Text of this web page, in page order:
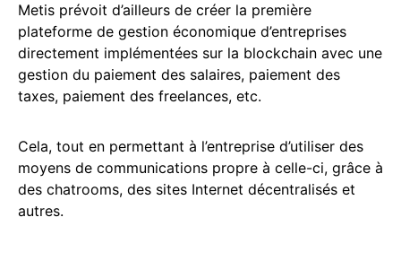
Metis prévoit d’ailleurs de créer la première
plateforme de gestion économique d’entreprises
directement implémentées sur la blockchain avec une
gestion du paiement des salaires, paiement des
taxes, paiement des freelances, etc.
Cela, tout en permettant à l’entreprise d’utiliser des
moyens de communications propre à celle-ci, grâce à
des chatrooms, des sites Internet décentralisés et
autres.